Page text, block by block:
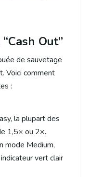
Out”
de sauvetage
Voici comment
:
la plupart des
1,5× ou 2×.
mode Medium,
vert clair